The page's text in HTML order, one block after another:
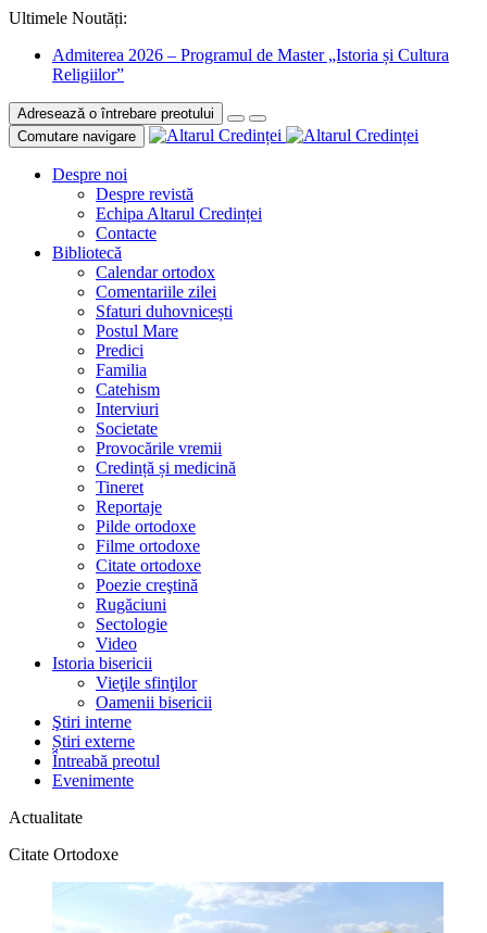
Ultimele Noutăți:
Admiterea 2026 – Programul de Master „Istoria și Cultura
Religiilor”
Adresează o întrebare preotului
Comutare navigare
Despre noi
Despre revistă
Echipa Altarul Credinței
Contacte
Bibliotecă
Calendar ortodox
Comentariile zilei
Sfaturi duhovnicești
Postul Mare
Predici
Familia
Catehism
Interviuri
Societate
Provocările vremii
Credință și medicină
Tineret
Reportaje
Pilde ortodoxe
Filme ortodoxe
Citate ortodoxe
Poezie creştină
Rugăciuni
Sectologie
Video
Istoria bisericii
Vieţile sfinţilor
Oamenii bisericii
Ştiri interne
Știri externe
Întreabă preotul
Evenimente
Actualitate
Citate Ortodoxe